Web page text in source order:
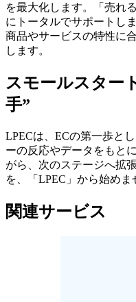
を最大化します。「売れ
にトータルでサポートしま
商品やサービスの特性に
します。
スモールスター
手”
LPECは、ECの第一歩と
ーの反応やデータをもと
がら、次のステージへ拡
を、「LPEC」から始めま
関連サービス